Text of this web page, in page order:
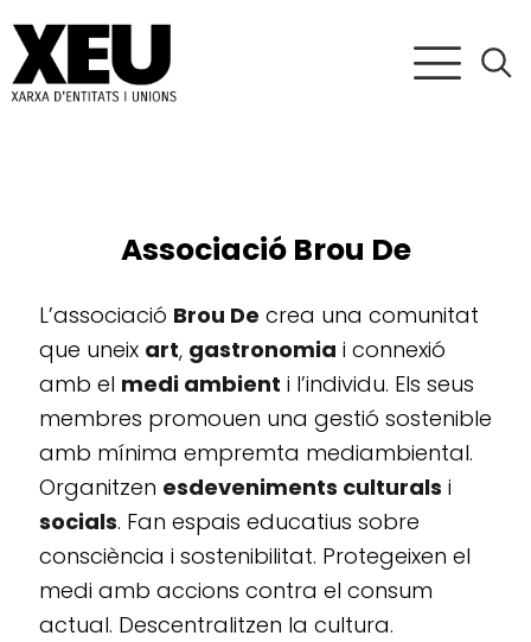
Associació Brou De
L’associació Brou De crea una comunitat
que uneix art, gastronomia i connexió
amb el medi ambient i l’individu. Els seus
membres promouen una gestió sostenible
amb mínima empremta mediambiental.
Organitzen esdeveniments culturals i
socials. Fan espais educatius sobre
consciència i sostenibilitat. Protegeixen el
medi amb accions contra el consum
actual. Descentralitzen la cultura.